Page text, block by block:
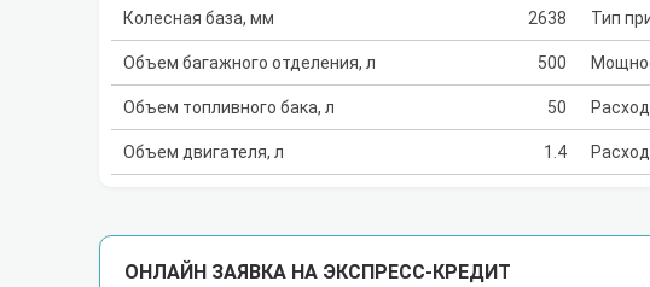
Колесная база, мм 2638
Объем багажного отделения, л 500
Объем топливного бака, л 50
Объем двигателя, л 1.4
Тип
ОНЛАЙН ЗАЯВКА НА ЭКСПРЕСС-КРЕДИТ